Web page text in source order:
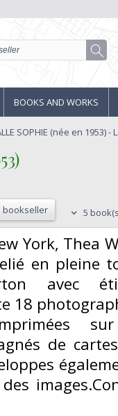
BOOKS AND WORKS
SOPHIE (née en 1953)
bookseller 5
York, Thea
en pleine
avec
18
de